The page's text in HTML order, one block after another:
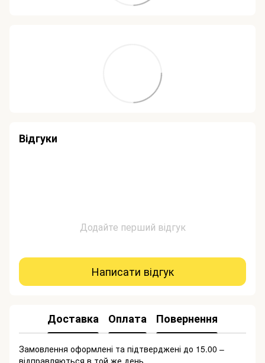
Відгуки
Додайте перший відгук
Написати відгук
Доставка Оплата Повернення
Замовлення оформлені та підтверджені до 15.00 –
відправляються в той же день.